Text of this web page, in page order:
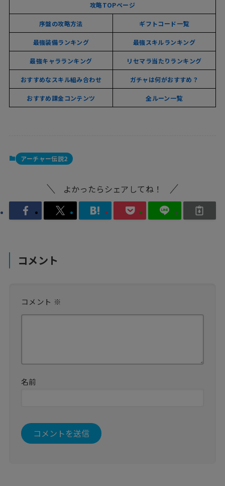
攻略TOPページ
序盤の攻略方法 ギフトコード一覧
最強装備ランキング 最強スキルランキング
最強キャラランキング リセマラ当たりランキング
おすすめなスキル組み合わせ ガチャは何がおすすめ？
おすすめ課金コンテンツ 全ルーン一覧
アーチャー伝説2
よかったらシェアしてね！
コメント
コメント ※
名前